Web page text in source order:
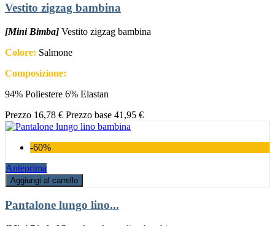
Vestito zigzag bambina
[Mini Bimba] Vestito zigzag bambina
Colore: Salmone
Composizione:
94% Poliestere 6% Elastan
Prezzo 16,78 € Prezzo base 41,95 €
-60%
Anteprima
Aggiungi al carrello
Pantalone lungo lino...